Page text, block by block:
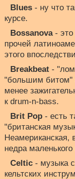
Blues - ну что
курсе.
Bossanova- это
прочей
этого
Breakbeat -
"большим битом"
менее
к drum-n-bass.
Brit Pop - есть
"британская
Неамериканская,
недра
Celtic - музыка
кельтских